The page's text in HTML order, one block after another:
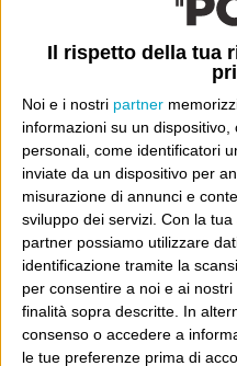
Il rispetto della tua
Noi e i nostri partner
informazioni su un
personali, come identificatori
inviate da un dispositivo per
misurazione di annunci e
sviluppo dei servizi. Con la tua
partner possiamo utilizzare
identificazione tramite la
per consentire a noi e ai
finalità sopra descritte. In
consenso o accedere a
le tue preferenze prima di
Ultimi articoli
La sinistra de coccio
Don’t feed the trolls
A chi pensi, quando senti dire